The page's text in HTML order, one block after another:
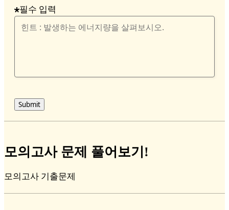
필수 입력
Submit
모의고사 문제 풀어보기!
모의고사 기출문제